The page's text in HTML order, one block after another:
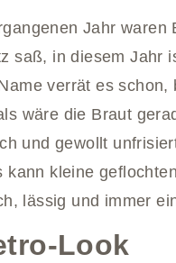
Jahr
saß, in diesem Jahr
verrät es
wäre die Braut
und gewollt
kann kleine
lässig und immer
Look